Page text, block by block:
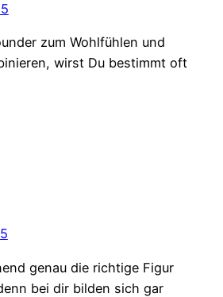
zum Wohlfühlen und
wirst Du bestimmt oft
genau die richtige Figur
bei dir bilden sich gar